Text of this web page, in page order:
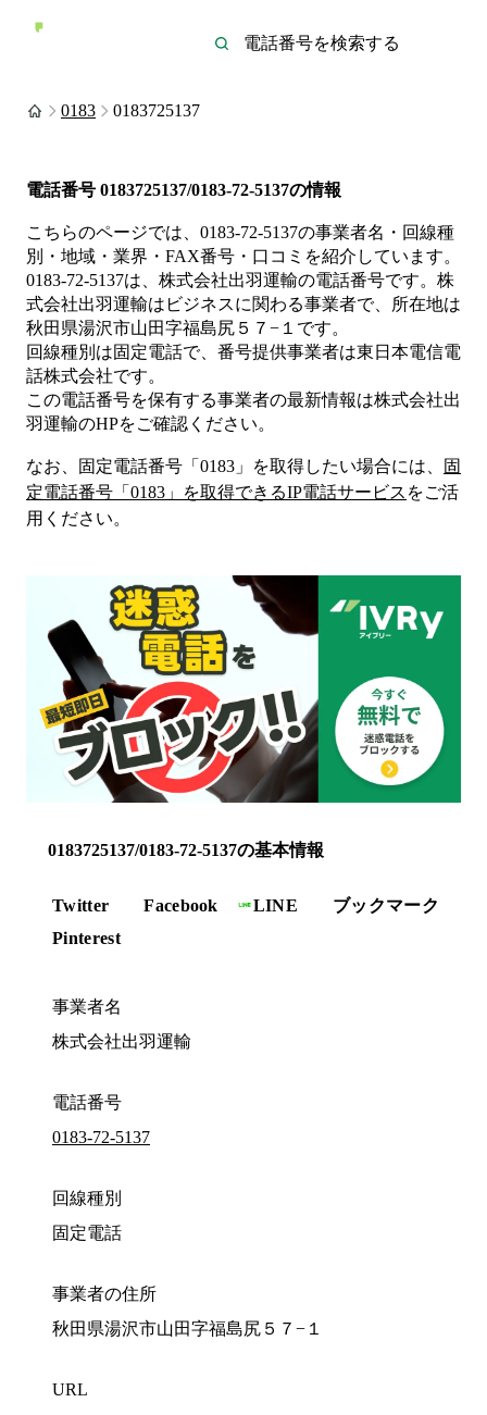
0183 0183725137
電話番号 0183725137/0183-72-5137の情報
こちらのページでは、 0183-72-5137の事業者名・回線種
別・地域・業界・FAX番号・口コミを紹介しています。
0183-72-5137は、 株式会社出羽運輸の電話番号です。 株
式会社出羽運輸は ビジネスに関わる事業者で、所在地は
秋田県湯沢市山田字福島尻５７−１ です。
回線種別は固定電話で、番号提供事業者は東日本電信電
話株式会社です。
この電話番号を保有する事業者の最新情報は株式会社出
羽運輸のHPをご確認ください。
なお、固定電話番号「 0183 」を取得したい場合には、
固
定電話番号「 0183 」を取得できるIP電話サービス をご活
用ください。
0183725137/0183-72-5137の基本情報
Twitter Facebook LINE
ブックマーク
Pinterest
事業者名
株式会社出羽運輸
電話番号
0183-72-5137
回線種別
固定電話
事業者の住所
秋田県湯沢市山田字福島尻５７−１
URL